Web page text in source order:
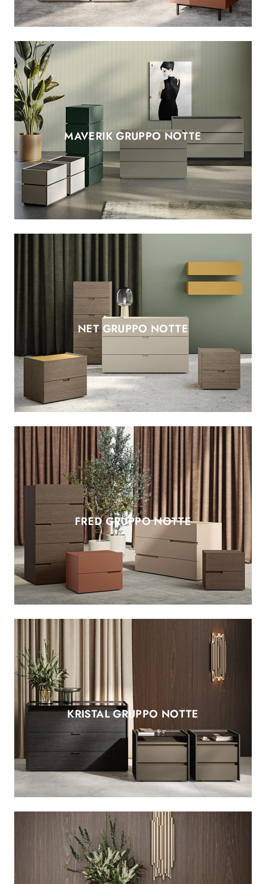
MAVERIK GRUPPO NOTTE
NET GRUPPO NOTTE
FRED GRUPPO NOTTE
KRISTAL GRUPPO NOTTE